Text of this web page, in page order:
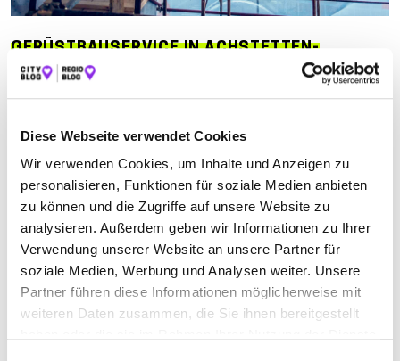
Diese Webseite verwendet Cookies
Wir verwenden Cookies, um Inhalte und Anzeigen zu
personalisieren, Funktionen für soziale Medien anbieten
zu können und die Zugriffe auf unsere Website zu
analysieren. Außerdem geben wir Informationen zu Ihrer
Verwendung unserer Website an unsere Partner für
soziale Medien, Werbung und Analysen weiter. Unsere
Partner führen diese Informationen möglicherweise mit
weiteren Daten zusammen, die Sie ihnen bereitgestellt
GERÜSTBAUSERVICE IN ACHSTETTEN-
OBERHOLZHEIM
Finden
ALLE
ACHSTETTEN-OBERHOLZHEIM
BURGRIEDEN
EROLZHEIM
FRIEDRICHSHAFEN
NONNENHORN
STEINHAUSEN